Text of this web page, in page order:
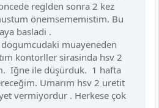
reglden sonra 2 kez
önemsememistim. Bu
basladi .
muayeneden
kontorller sirasinda hsv 2
Iğne ile düşürduk. 1 hafta
Umarım hsv 2 uretit
vermiyordur . Herkese çok